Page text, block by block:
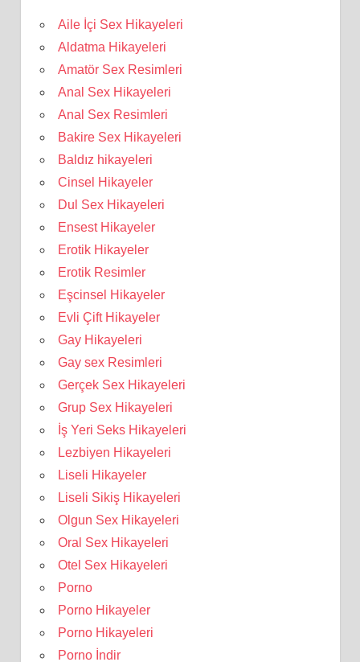
Aile İçi Sex Hikayeleri
Aldatma Hikayeleri
Amatör Sex Resimleri
Anal Sex Hikayeleri
Anal Sex Resimleri
Bakire Sex Hikayeleri
Baldız hikayeleri
Cinsel Hikayeler
Dul Sex Hikayeleri
Ensest Hikayeler
Erotik Hikayeler
Erotik Resimler
Eşcinsel Hikayeler
Evli Çift Hikayeler
Gay Hikayeleri
Gay sex Resimleri
Gerçek Sex Hikayeleri
Grup Sex Hikayeleri
İş Yeri Seks Hikayeleri
Lezbiyen Hikayeleri
Liseli Hikayeler
Liseli Sikiş Hikayeleri
Olgun Sex Hikayeleri
Oral Sex Hikayeleri
Otel Sex Hikayeleri
Porno
Porno Hikayeler
Porno Hikayeleri
Porno İndir